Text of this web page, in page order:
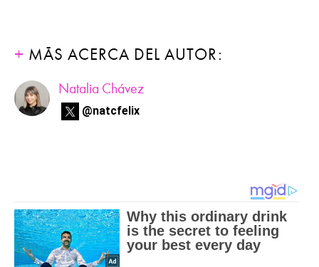
MÁS ACERCA DEL AUTOR:
Natalia Chávez
@natcfelix